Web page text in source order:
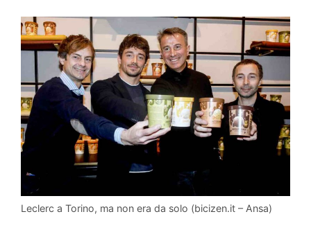
Leclerc a Torino, ma non era da solo (bicizen.it – Ansa)